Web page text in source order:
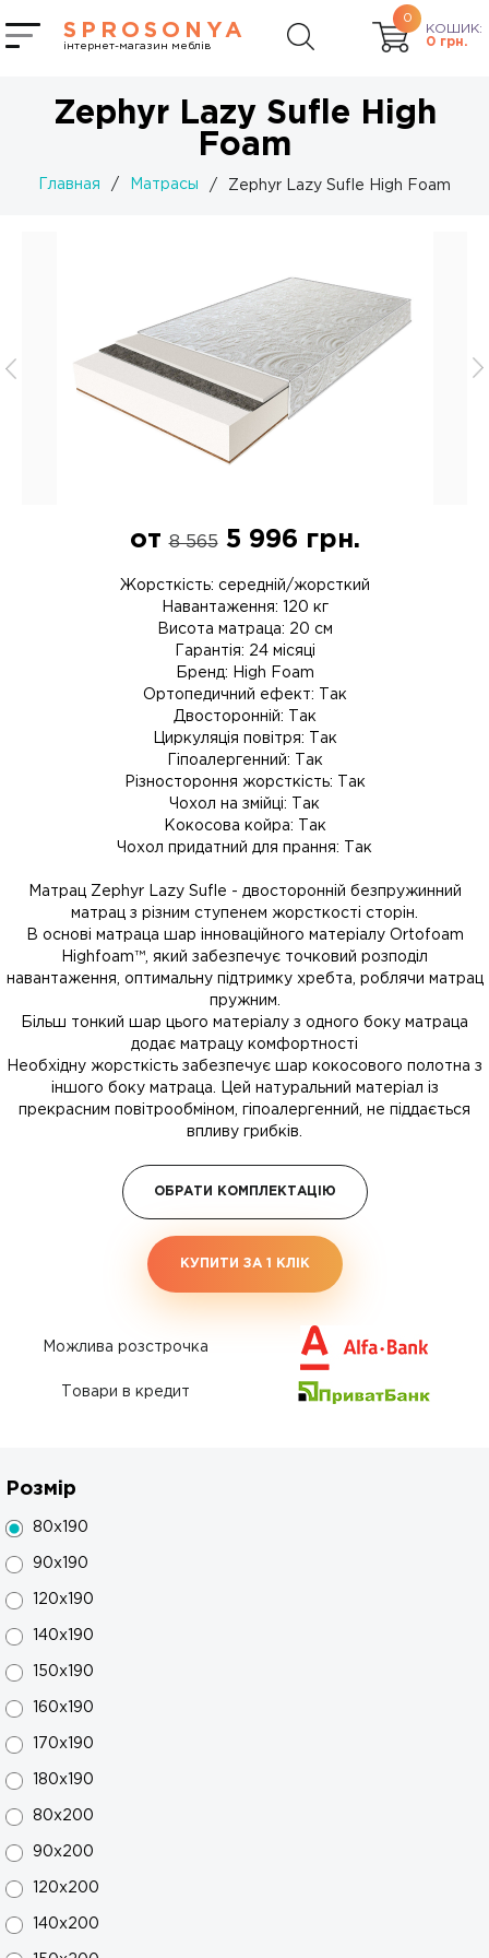
SPROSONYA
інтернет-магазин меблів
0
КОШИК:
0 грн.
Zephyr Lazy Sufle High
Foam
Главная / Матрасы / Zephyr Lazy Sufle High Foam
от8 565 5 996 грн.
Жорсткість: середній/жорсткий
Навантаження: 120 кг
Висота матраца: 20 см
Гарантія: 24 місяці
Бренд: High Foam
Ортопедичний ефект: Так
Двосторонній: Так
Циркуляція повітря: Так
Гіпоалергенний: Так
Різностороння жорсткість: Так
Чохол на змійці: Так
Кокосова койра: Так
Чохол придатний для прання: Так
Матрац Zephyr Lazy Sufle - двосторонній безпружинний
матрац з різним ступенем жорсткості сторін.
В основі матраца шар інноваційного матеріалу Ortofoam
Highfoam™, який забезпечує точковий розподіл
навантаження, оптимальну підтримку хребта, роблячи матрац
пружним.
Більш тонкий шар цього матеріалу з одного боку матраца
додає матрацу комфортності
Необхідну жорсткість забезпечує шар кокосового полотна з
іншого боку матраца. Цей натуральний матеріал із
прекрасним повітрообміном, гіпоалергенний, не піддається
впливу грибків.
ОБРАТИ КОМПЛЕКТАЦІЮ
КУПИТИ ЗА 1 КЛIК
Можлива розстрочка
Товари в кредит
Розмір
80x190
90x190
120x190
140x190
150x190
160x190
170x190
180x190
80x200
90x200
120x200
140x200